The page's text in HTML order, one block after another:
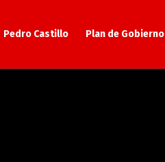
Pedro Castillo Plan de Gobierno